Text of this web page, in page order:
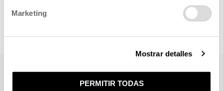
Marketing
Mostrar detalles
PERMITIR TODAS